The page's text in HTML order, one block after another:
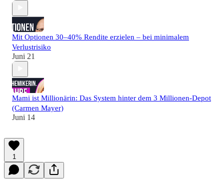
Mit Optionen 30–40% Rendite erzielen – bei minimalem
Verlustrisiko
Juni 21
Mami ist Millionärin: Das System hinter dem 3 Millionen-Depot
(Carmen Mayer)
Juni 14
1